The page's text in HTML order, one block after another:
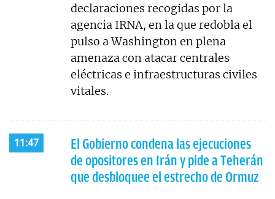
declaraciones recogidas por la
agencia IRNA, en la que redobla el
pulso a Washington en plena
amenaza con atacar centrales
eléctricas e infraestructuras civiles
vitales.
11:47
El Gobierno condena las ejecuciones
de opositores en Irán y pide a Teherán
que desbloquee el estrecho de Ormuz